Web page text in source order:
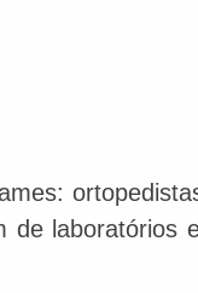
de laboratórios